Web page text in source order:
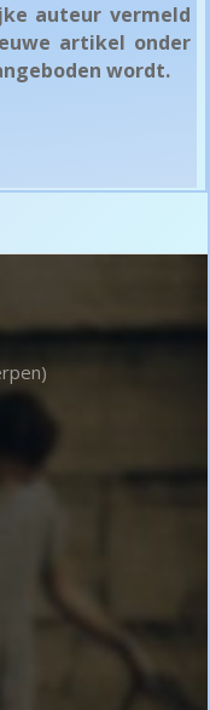
auteur vermeld
artikel onder
wordt.